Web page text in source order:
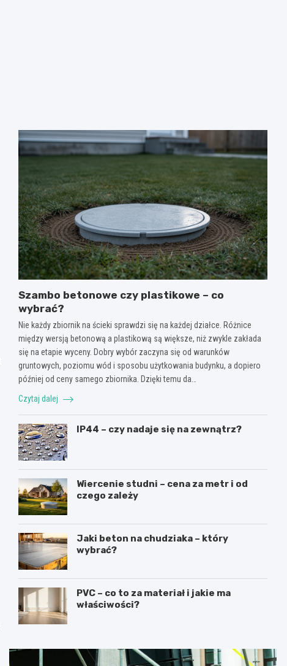
Szambo betonowe czy plastikowe – co
wybrać?
Nie każdy zbiornik na ścieki sprawdzi się na każdej działce. Różnice
między wersją betonową a plastikową są większe, niż zwykle zakłada
się na etapie wyceny. Dobry wybór zaczyna się od warunków
gruntowych, poziomu wód i sposobu użytkowania budynku, a dopiero
później od ceny samego zbiornika. Dzięki temu da…
Czytaj dalej
IP44 – czy nadaje się na zewnątrz?
Wiercenie studni – cena za metr i od
czego zależy
Jaki beton na chudziaka – który
wybrać?
PVC – co to za materiał i jakie ma
właściwości?